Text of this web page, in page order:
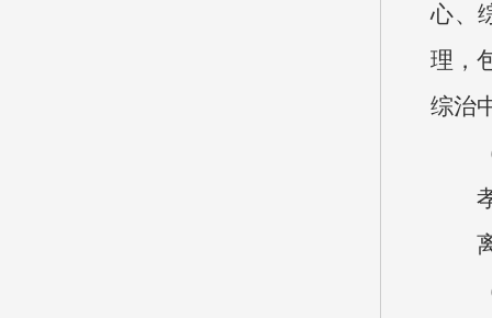
心、
理，
综治
（
孝
离
（